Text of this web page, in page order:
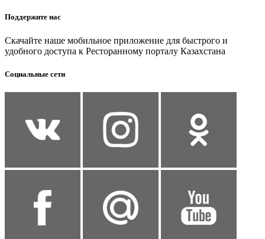
Поддержите нас
Скачайте наше мобильное приложение для быстрого и
удобного доступа к Ресторанному порталу Казахстана
Социальные сети